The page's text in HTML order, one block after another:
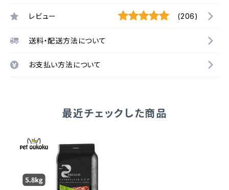
レビュー (206)
送料・配送方法について
お支払い方法について
最近チェックした商品